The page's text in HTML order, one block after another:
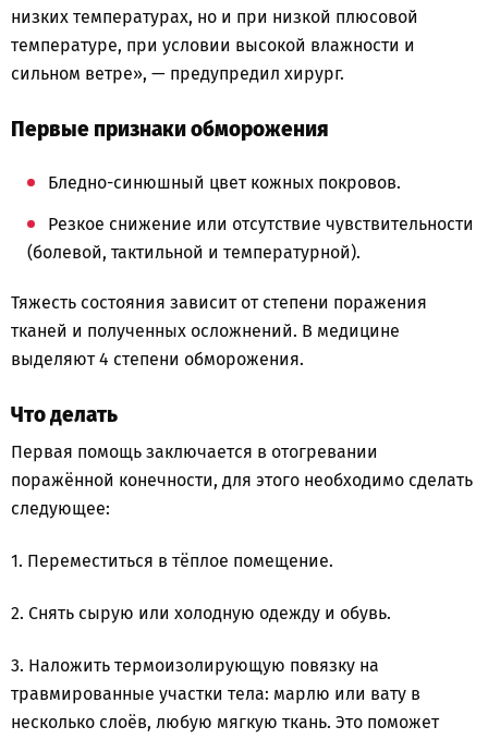
низких температурах, но и при низкой плюсовой
температуре, при условии высокой влажности и
сильном ветре», — предупредил хирург.
Первые признаки обморожения
Бледно-синюшный цвет кожных покровов.
Резкое снижение или отсутствие чувствительности
(болевой, тактильной и температурной).
Тяжесть состояния зависит от степени поражения
тканей и полученных осложнений. В медицине
выделяют 4 степени обморожения.
Что делать
Первая помощь заключается в отогревании
поражённой конечности, для этого необходимо сделать
следующее:
1. Переместиться в тёплое помещение.
2. Снять сырую или холодную одежду и обувь.
3. Наложить термоизолирующую повязку на
травмированные участки тела: марлю или вату в
несколько слоёв, любую мягкую ткань. Это поможет